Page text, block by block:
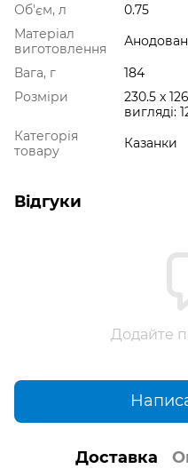
Об'єм, л
0.75
Матеріал
виготовлення
Вага, г
184
Розміри
230.5 x
вигляді:
Категорія
товару
Казанки
Відгуки
Додайте
Доставка